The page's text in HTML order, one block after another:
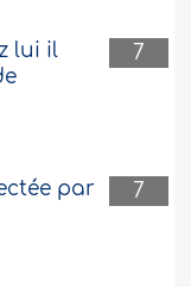
7
lui il
7
par